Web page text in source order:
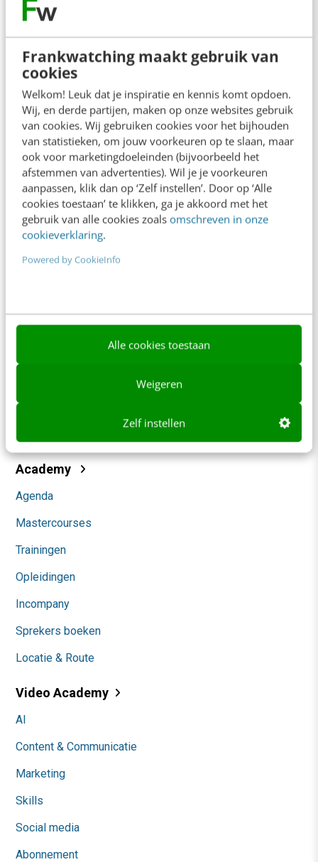
Frankwatching maakt gebruik van
cookies
Welkom! Leuk dat je inspiratie en kennis komt opdoen.
Wij, en derde partijen, maken op onze websites gebruik
van cookies. Wij gebruiken cookies voor het bijhouden
van statistieken, om jouw voorkeuren op te slaan, maar
ook voor marketingdoeleinden (bijvoorbeeld het
afstemmen van advertenties). Wil je je voorkeuren
aanpassen, klik dan op ‘Zelf instellen’. Door op ‘Alle
cookies toestaan’ te klikken, ga je akkoord met het
gebruik van alle cookies zoals omschreven in onze
cookieverklaring.
Powered by CookieInfo
Alle cookies toestaan
Weigeren
Zelf instellen
Frankwatching
Adverteren
Contact
Nieuwsbrieven
Over ons
Ons team
Werken bij
Whitepapers
Klantcontact & CX
Themanieuwsbrieven
Academy
Agenda
Mastercourses
Trainingen
Opleidingen
Incompany
Sprekers boeken
Locatie & Route
Video Academy
AI
Content & Communicatie
Marketing
Skills
Social media
Abonnement